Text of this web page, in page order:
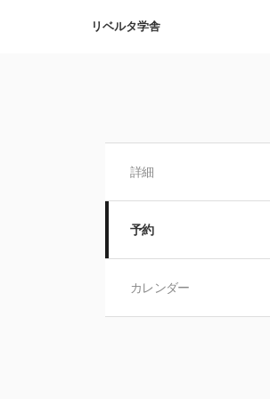
リベルタ学舎
詳細
予約
カレンダー